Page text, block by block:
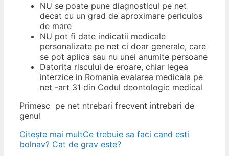
NU se poate pune diagnosticul pe net
decat cu un grad de aproximare periculos
de mare
NU pot fi date indicatii medicale
personalizate pe net ci doar generale, care
se pot aplica sau nu unei anumite persoane
Datorita riscului de eroare, chiar legea
interzice in Romania evalarea medicala pe
net -art 31 din Codul deontologic medical
Primesc pe net ntrebari frecvent intrebari de
genul
Citește mai multCe trebuie sa faci cand esti
bolnav? Cat de grav este?